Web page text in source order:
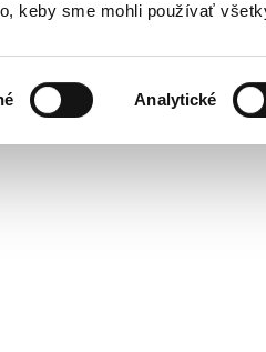
keby sme mohli používať
Analytické